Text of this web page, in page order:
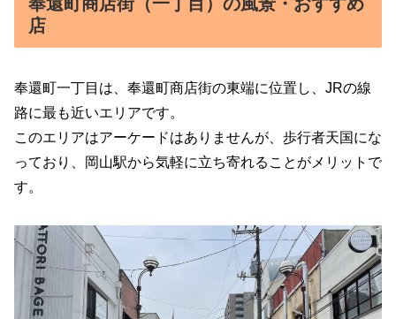
店
奉還町一丁目は、奉還町商店街の東端に位置し、JRの線
路に最も近いエリアです。
このエリアはアーケードはありませんが、歩行者天国にな
っており、岡山駅から気軽に立ち寄れることがメリットで
す。